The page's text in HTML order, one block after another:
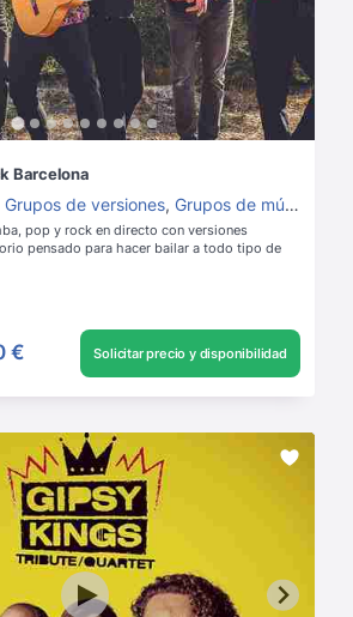
Barcelona
Grupos de versiones, Grupos de música para boda
pop y rock en directo con versiones
pensado para hacer bailar a todo tipo de
€ Solicitar precio y disponibilidad